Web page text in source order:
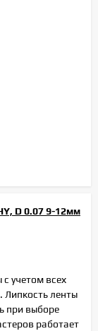
D 0.07 9-12мм
учетом всех
Липкость ленты
при выборе
работает